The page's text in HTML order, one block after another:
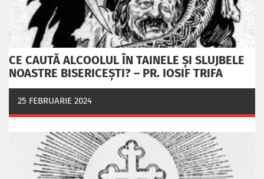
CE CAUTĂ ALCOOLUL ÎN TAINELE ŞI SLUJBELE
NOASTRE BISERICEŞTI? – PR. IOSIF TRIFA
25 FEBRUARIE 2024